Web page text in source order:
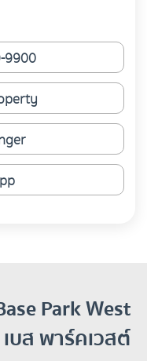
9900
Park West
บส พาร์คเวสต์